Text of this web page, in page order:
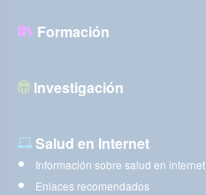
Formación
Investigación
Salud en Internet
Información sobre salud en internet
Enlaces recomendados